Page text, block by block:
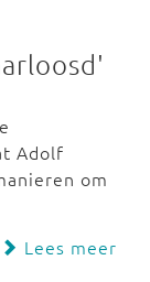
Adolf
om
Lees meer